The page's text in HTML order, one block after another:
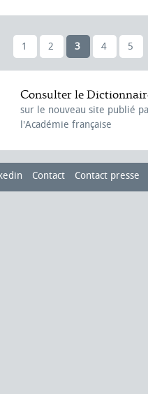
1 2 3 4 5
Consulter le
sur le nouveau site publié
l'Académie française
Contact Contact presse